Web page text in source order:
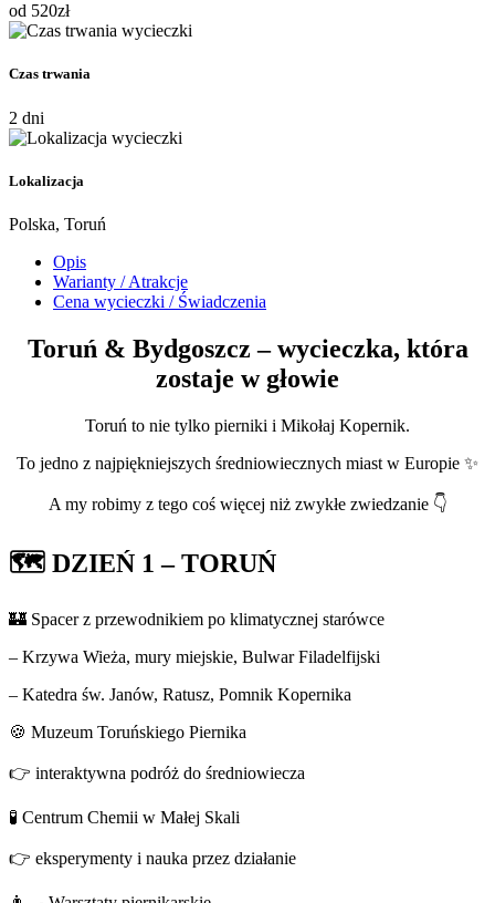
od 520zł
Czas trwania
2 dni
Lokalizacja
Polska, Toruń
Opis
Warianty / Atrakcje
Cena wycieczki / Świadczenia
Toruń & Bydgoszcz – wycieczka, która
zostaje w głowie
Toruń to nie tylko pierniki i Mikołaj Kopernik.
To jedno z najpiękniejszych średniowiecznych miast w Europie ✨
A my robimy z tego coś więcej niż zwykłe zwiedzanie 👇
🗺️ DZIEŃ 1 – TORUŃ
🏰 Spacer z przewodnikiem po klimatycznej starówce
– Krzywa Wieża, mury miejskie, Bulwar Filadelfijski
– Katedra św. Janów, Ratusz, Pomnik Kopernika
🍪 Muzeum Toruńskiego Piernika
👉 interaktywna podróż do średniowiecza
🧪 Centrum Chemii w Małej Skali
👉 eksperymenty i nauka przez działanie